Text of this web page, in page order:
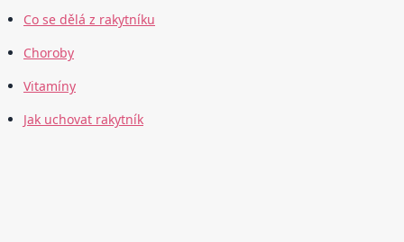
Co se dělá z rakytníku
Choroby
Vitamíny
Jak uchovat rakytník